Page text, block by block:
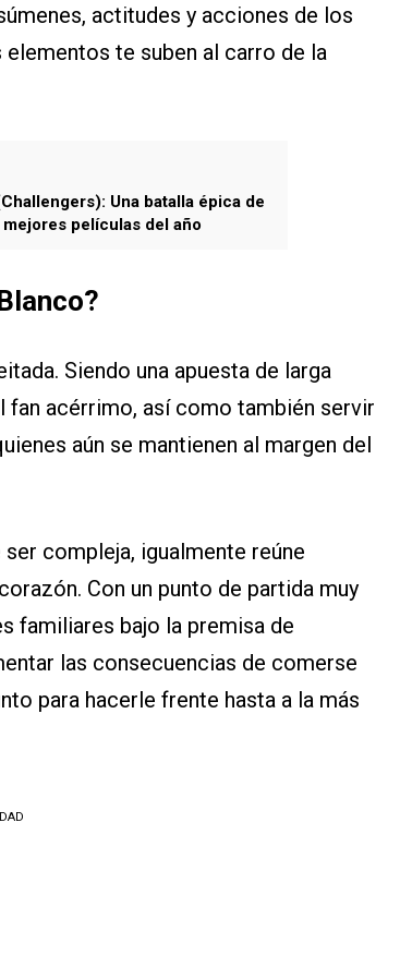
actitudes y acciones de los
te suben al carro de la
Una batalla épica de
películas del año
Siendo una apuesta de larga
fan acérrimo, así como también servir
aún se mantienen al margen del
compleja, igualmente reúne
Con un punto de partida muy
familiares bajo la premisa de
las consecuencias de comerse
para hacerle frente hasta a la más